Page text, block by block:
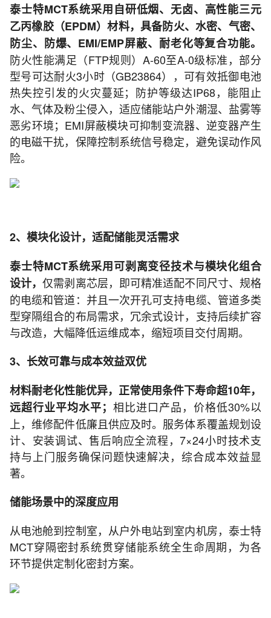
泰士特MCT系统采用自研低烟、无卤、高性能三元
乙丙橡胶（EPDM）材料，具备防火、水密、气密、
防尘、防爆、EMI/EMP屏蔽、耐老化等复合功能。
防火性能满足（FTP规则）A-60至A-0级标准，部分
型号可达耐火3小时（GB23864），可有效抵御电池
热失控引发的火灾蔓延；防护等级达IP68，能阻止
水、气体及粉尘侵入，适应储能站户外潮湿、盐雾等
恶劣环境；EMI屏蔽模块可抑制变流器、逆变器产生
的电磁干扰，保障控制系统信号稳定，避免误动作风
险。
2、模块化设计，适配储能灵活需求
泰士特MCT系统采用可剥离变径技术与模块化组合
设计，仅需剥离芯层，即可精准适配不同尺寸、规格
的电缆和管道：并且一次开孔可支持电缆、管道多类
型穿隔组合的布局需求，冗余式设计，支持后续扩容
与改造，大幅降低运维成本，缩短项目交付周期。
3、长效可靠与成本效益双优
材料耐老化性能优异，正常使用条件下寿命超10年，
远超行业平均水平； 相比进口产品，价格低30%以
上，维修配件低廉且供应及时。服务体系覆盖规划设
计、安装调试、售后响应全流程，7×24小时技术支
持与上门服务确保问题快速解决，综合成本效益显
著。
储能场景中的深度应用
从电池舱到控制室，从户外电站到室内机房，泰士特
MCT穿隔密封系统贯穿储能系统全生命周期，为各
环节提供定制化密封方案。